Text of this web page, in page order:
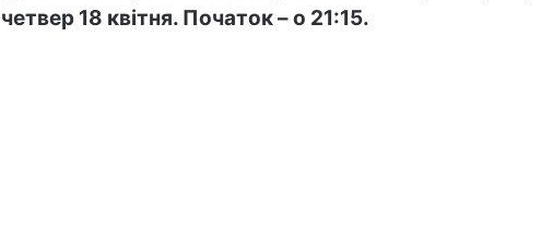
четвер 18 квітня. Початок – о 21:15.